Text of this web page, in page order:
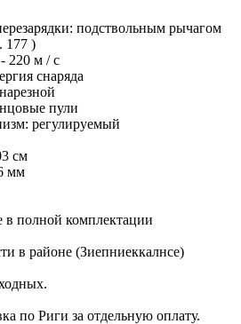
подствольным рычагом
177 )
220 м / с
снаряда
пули
регулируемый
cм
мм
в полной комплектации
в районе (Зиепниеккалнсе)
по Риги за отдельную оплату.